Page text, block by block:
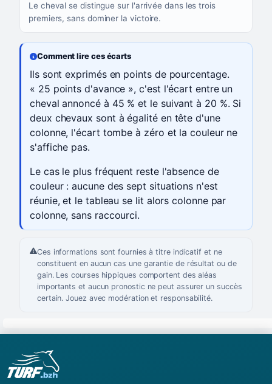
Le cheval se distingue sur l'arrivée dans les trois
premiers, sans dominer la victoire.
Comment lire ces écarts
Ils sont exprimés en points de pourcentage.
« 25 points d'avance », c'est l'écart entre un
cheval annoncé à 45 % et le suivant à 20 %. Si
deux chevaux sont à égalité en tête d'une
colonne, l'écart tombe à zéro et la couleur ne
s'affiche pas.
Le cas le plus fréquent reste l'absence de
couleur : aucune des sept situations n'est
réunie, et le tableau se lit alors colonne par
colonne, sans raccourci.
Ces informations sont fournies à titre indicatif et ne
constituent en aucun cas une garantie de résultat ou de
gain. Les courses hippiques comportent des aléas
importants et aucun pronostic ne peut assurer un succès
certain. Jouez avec modération et responsabilité.